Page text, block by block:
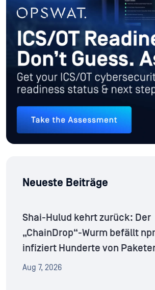
Neueste Beiträge
Shai-Hulud kehrt zurück: Der
„ChainDrop“-Wurm befällt
infiziert Hunderte von
Aug 7, 2026